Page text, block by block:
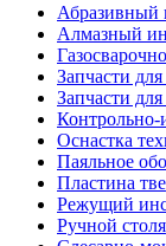
Абразивный
Алмазный
Запчасти
Запчасти для
Контрольно-
Оснастка
Паяльное
Пластина
Режущий
Ручной